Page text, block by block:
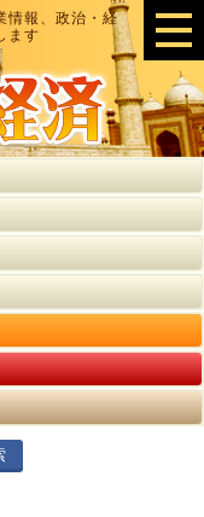
情報、政治・経
ます